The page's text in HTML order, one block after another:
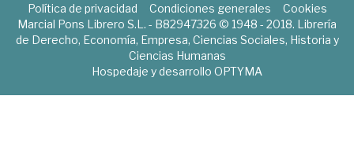
Política de privacidad Condiciones generales
Cookies
Marcial Pons Librero S.L. - B82947326 © 1948 - 2018. Librería
de Derecho, Economía, Empresa, Ciencias Sociales, Historia y
Ciencias Humanas
Hospedaje y desarrollo OPTYMA